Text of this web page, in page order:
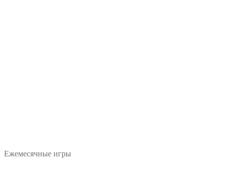
Ежемесячные игры